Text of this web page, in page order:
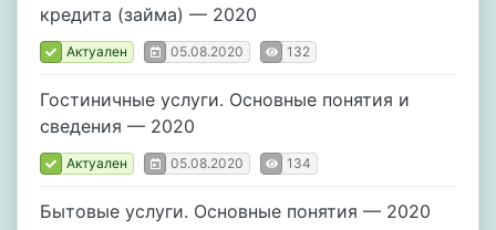
кредита (займа) — 2020
Актуален 05.08.2020 132
Гостиничные услуги. Основные понятия и
сведения — 2020
Актуален 05.08.2020 134
Бытовые услуги. Основные понятия — 2020